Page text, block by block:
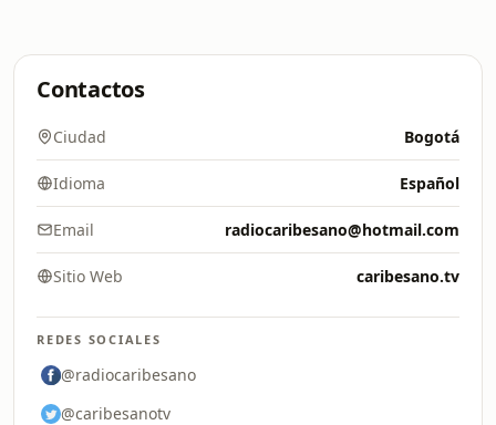
Contactos
Ciudad Bogotá
Idioma Español
Email radiocaribesano@hotmail.com
Sitio Web caribesano.tv
REDES SOCIALES
@radiocaribesano
@caribesanotv